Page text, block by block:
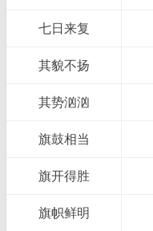
七日来复
其貌不扬
其势汹汹
旗鼓相当
旗开得胜
旗帜鲜明